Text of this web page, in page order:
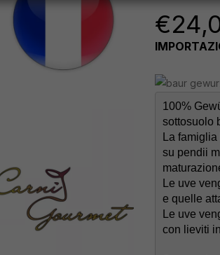
€
100%
sottosuolo
La
su pendii
Le uve
e quelle
Le uve
con lieviti